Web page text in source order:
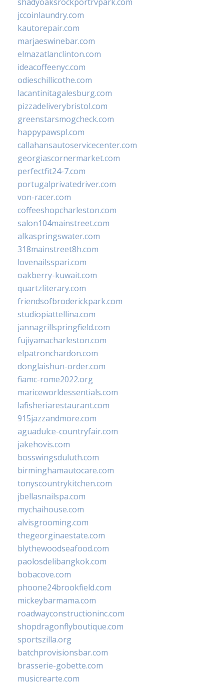
jccoinlaundry.com
kautorepair.com
marjaeswinebar.com
elmazatlanclinton.com
ideacoffeenyc.com
odieschillicothe.com
lacantinitagalesburg.com
pizzadeliverybristol.com
greenstarsmogcheck.com
happypawspl.com
callahansautoservicecenter.com
georgiascornermarket.com
perfectfit24-7.com
portugalprivatedriver.com
von-racer.com
coffeeshopcharleston.com
salon104mainstreet.com
alkaspringswater.com
318mainstreet8h.com
lovenailsspari.com
oakberry-kuwait.com
quartzliterary.com
friendsofbroderickpark.com
studiopiattellina.com
jannagrillspringfield.com
fujiyamacharleston.com
elpatronchardon.com
donglaishun-order.com
fiamc-rome2022.org
mariceworldessentials.com
lafisheriarestaurant.com
915jazzandmore.com
aguadulce-countryfair.com
jakehovis.com
bosswingsduluth.com
birminghamautocare.com
tonyscountrykitchen.com
jbellasnailspa.com
mychaihouse.com
alvisgrooming.com
thegeorginaestate.com
blythewoodseafood.com
paolosdelibangkok.com
bobacove.com
phoone24brookfield.com
mickeybarmama.com
roadwayconstructioninc.com
shopdragonflyboutique.com
sportszilla.org
batchprovisionsbar.com
brasserie-gobette.com
musicrearte.com